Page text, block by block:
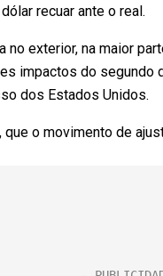
recuar ante o real.
no exterior, na maior
impactos do
dos Estados Unidos.
que o movimento de